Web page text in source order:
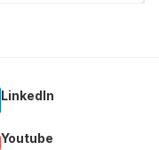
Linkedln
Youtube